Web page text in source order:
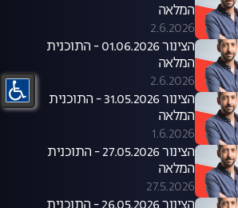
המלאה
2.6.2026
הצינור 01.06.2026 - התוכנית
המלאה
2.6.2026
הצינור 31.05.2026 - התוכנית
המלאה
1.6.2026
הצינור 27.05.2026 - התוכנית
המלאה
27.5.2026